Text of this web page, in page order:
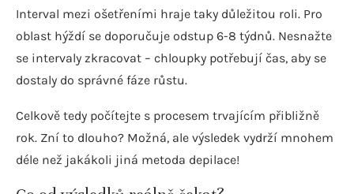
Interval mezi ošetřeními hraje taky důležitou roli. Pro
oblast hýždí se doporučuje odstup 6-8 týdnů. Nesnažte
se intervaly zkracovat – chloupky potřebují čas, aby se
dostaly do správné fáze růstu.
Celkově tedy počítejte s procesem trvajícím přibližně
rok. Zní to dlouho? Možná, ale výsledek vydrží mnohem
déle než jakákoli jiná metoda depilace!